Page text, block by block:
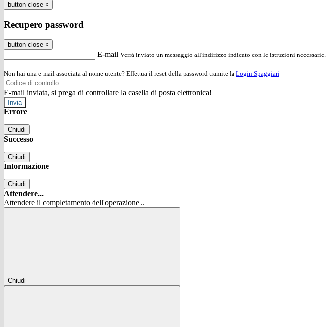
button close ×
Recupero password
button close ×
E-mail Verrà inviato un messaggio all'indirizzo indicato con le istruzioni necessarie.
Non hai una e-mail associata al nome utente? Effettua il reset della password tramite la Login Spaggiari
E-mail inviata, si prega di controllare la casella di posta elettronica!
Errore
Chiudi
Successo
Chiudi
Informazione
Chiudi
Attendere...
Attendere il completamento dell'operazione...
Chiudi